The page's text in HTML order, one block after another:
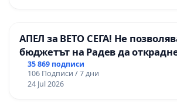
АПЕЛ за ВЕТО СЕГА! Не
бюджетът на Радев да
правата ни в тъмното
35 869 подписи
106 Подписи / 7 дни
24 Jul 2026